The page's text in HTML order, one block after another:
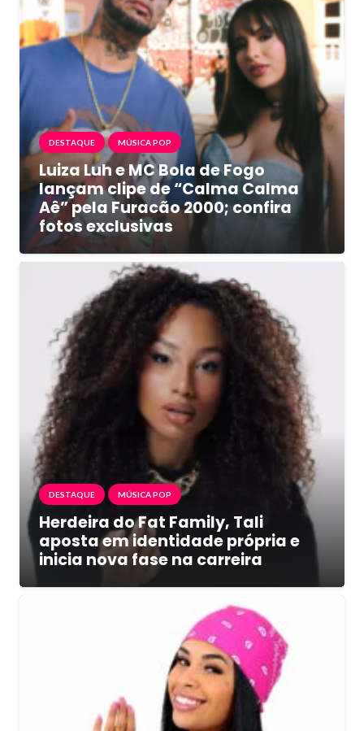
DESTAQUE MÚSICA POP
Luiza Luh e MC Bola de Fogo
lançam clipe de “Calma Calma
Aê” pela Furacão 2000; confira
fotos exclusivas
DESTAQUE MÚSICA POP
Herdeira do Fat Family, Tali
aposta em identidade própria e
inicia nova fase na carreira